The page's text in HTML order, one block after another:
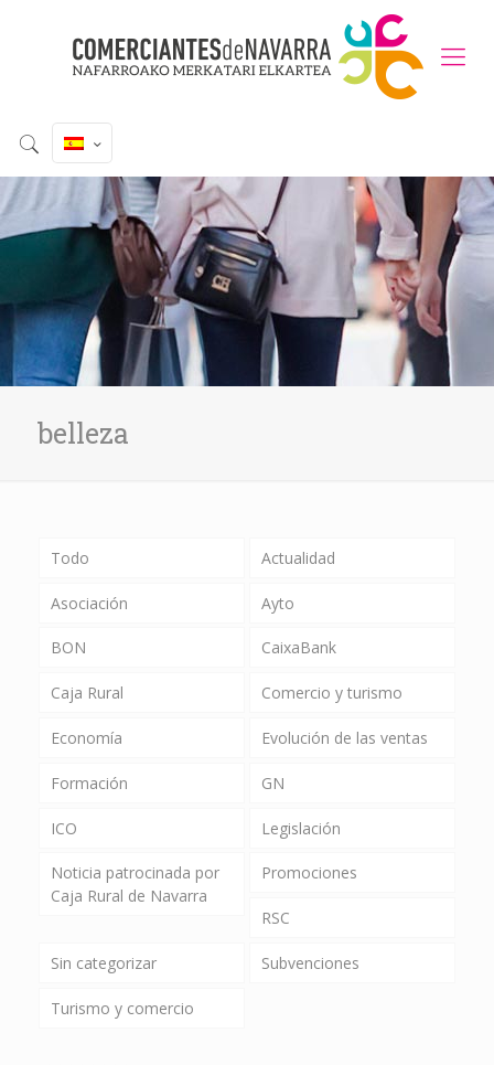
belleza
Todo Actualidad
Asociación Ayto
BON CaixaBank
Caja Rural Comercio y turismo
Economía Evolución de las ventas
Formación GN
ICO Legislación
Noticia patrocinada por
Caja Rural de Navarra
Promociones
RSC
Sin categorizar Subvenciones
Turismo y comercio